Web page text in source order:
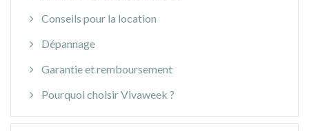
Conseils pour la location
Dépannage
Garantie et remboursement
Pourquoi choisir Vivaweek ?